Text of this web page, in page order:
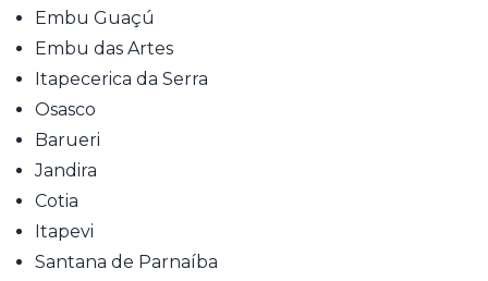
Embu Guaçú
Embu das Artes
Itapecerica da Serra
Osasco
Barueri
Jandira
Cotia
Itapevi
Santana de Parnaíba